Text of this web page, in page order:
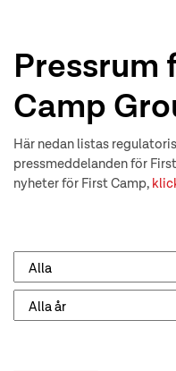
Pressrum
Camp
Här nedan listas
pressmeddelanden för
nyheter för First Camp,